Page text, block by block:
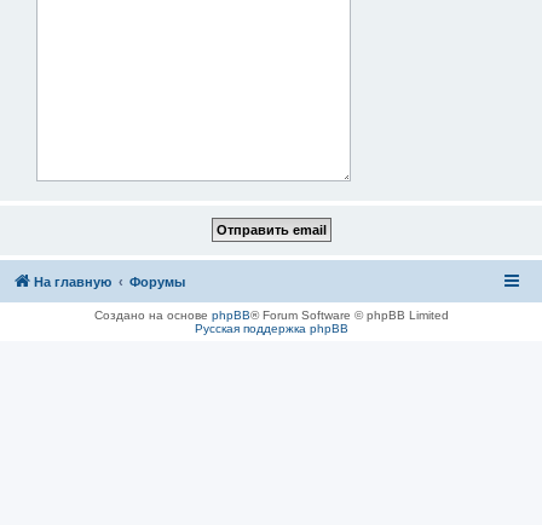
На главную Форумы
Создано на основе phpBB® Forum Software © phpBB Limited
Русская поддержка phpBB